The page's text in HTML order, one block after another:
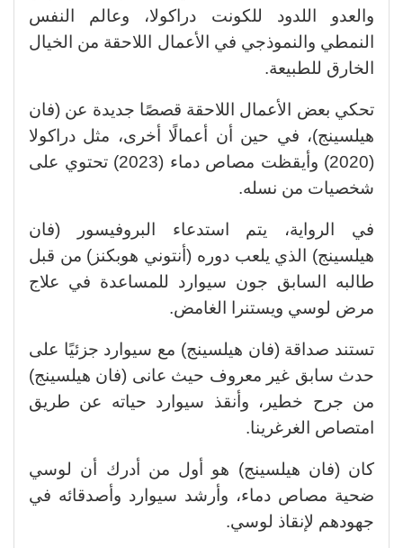
والعدو اللدود للكونت دراكولا، وعالم النفس
النمطي والنموذجي في الأعمال اللاحقة من الخيال
الخارق للطبيعة.
تحكي بعض الأعمال اللاحقة قصصًا جديدة عن (فان
هيلسينج)، في حين أن أعمالًا أخرى، مثل دراكولا
(2020) وأيقظت مصاص دماء (2023) تحتوي على
شخصيات من نسله.
في الرواية، يتم استدعاء البروفيسور (فان
هيلسينج) الذي يلعب دوره (أنتوني هوبكنز) من قبل
طالبه السابق جون سيوارد للمساعدة في علاج
مرض لوسي ويستنرا الغامض.
تستند صداقة (فان هيلسينج) مع سيوارد جزئيًا على
حدث سابق غير معروف حيث عانى (فان هيلسينج)
من جرح خطير، وأنقذ سيوارد حياته عن طريق
امتصاص الغرغرينا.
كان (فان هيلسينج) هو أول من أدرك أن لوسي
ضحية مصاص دماء، وأرشد سيوارد وأصدقائه في
جهودهم لإنقاذ لوسي.